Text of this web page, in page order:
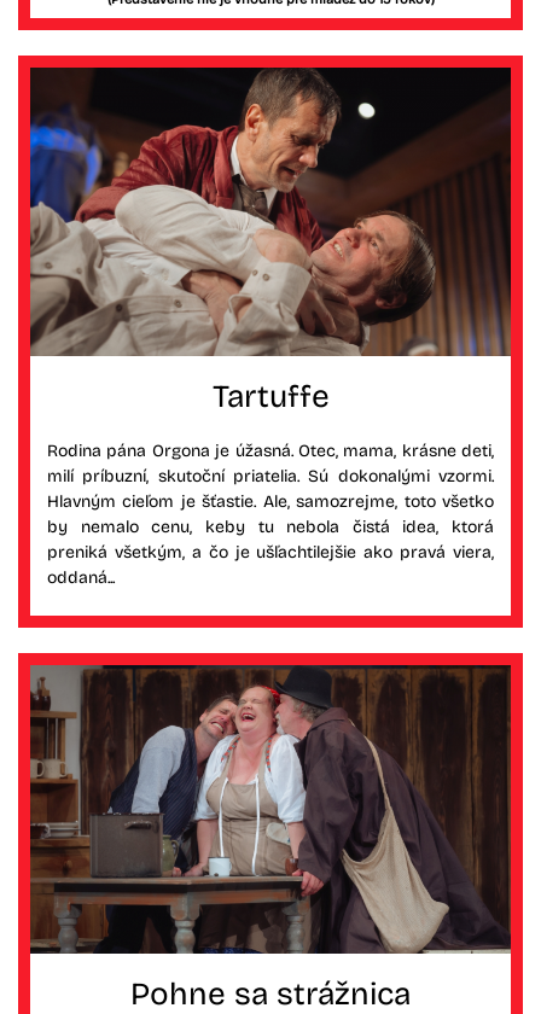
Tartuffe
Rodina pána Orgona je úžasná. Otec, mama, krásne deti,
milí príbuzní, skutoční priatelia. Sú dokonalými vzormi.
Hlavným cieľom je šťastie. Ale, samozrejme, toto všetko
by nemalo cenu, keby tu nebola čistá idea, ktorá
preniká všetkým, a čo je ušľachtilejšie ako pravá viera,
oddaná...
Pohne sa strážnica